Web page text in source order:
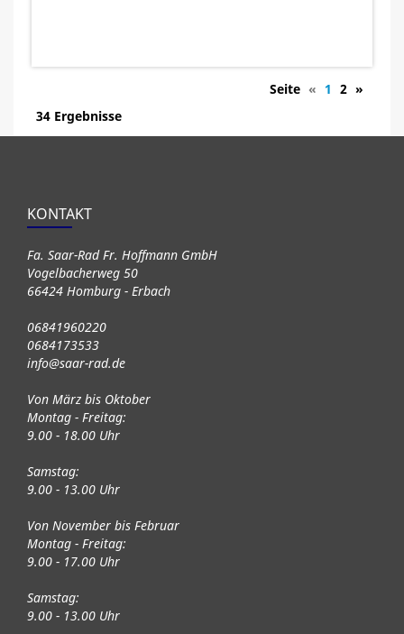
Seite « 1 2 »
34 Ergebnisse
KONTAKT
Fa. Saar-Rad Fr. Hoffmann GmbH
Vogelbacherweg 50
66424 Homburg - Erbach
06841960220
0684173533
info@saar-rad.de
Von März bis Oktober
Montag - Freitag:
9.00 - 18.00 Uhr
Samstag:
9.00 - 13.00 Uhr
Von November bis Februar
Montag - Freitag:
9.00 - 17.00 Uhr
Samstag:
9.00 - 13.00 Uhr